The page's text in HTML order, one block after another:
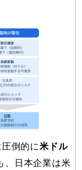
倒的に米ドル
、日本企業は米